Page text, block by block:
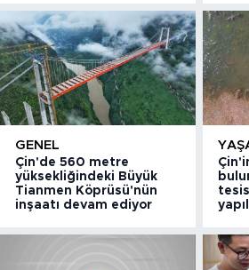
GENEL
Çin'de 560 metre
yüksekliğindeki Büyük
Tianmen Köprüsü'nün
inşaatı devam ediyor